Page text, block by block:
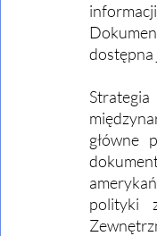
dostępna
główne
polityki